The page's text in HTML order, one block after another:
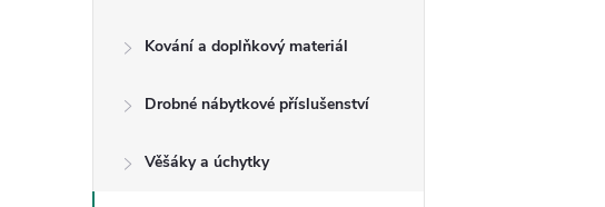
Kování a doplňkový materiál
Drobné nábytkové příslušenství
Věšáky a úchytky